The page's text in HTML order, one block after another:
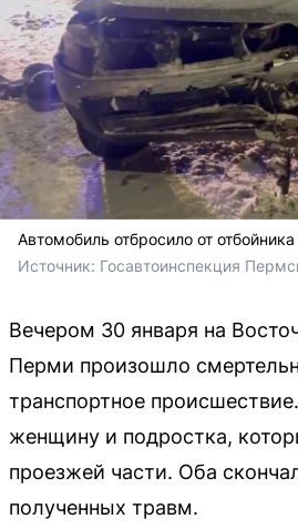
Автомобиль отбросило от
Источник: Госавтоинспекция
Вечером 30 января на
Перми произошло
транспортное
женщину и подростка,
проезжей части. Оба
полученных травм.